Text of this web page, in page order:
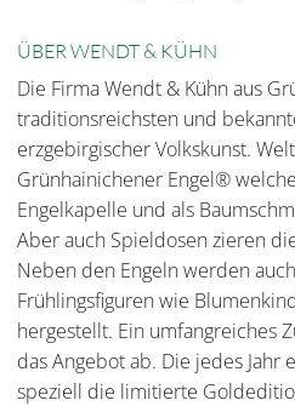
ÜBER WENDT & KÜHN
Die Firma Wendt & Kühn aus
traditionsreichsten und
erzgebirgischer Volkskunst.
Grünhainichener Engel®
Engelkapelle und als
Aber auch Spieldosen zieren
Neben den Engeln werden
Frühlingsfiguren wie
hergestellt. Ein umfangreiches
das Angebot ab. Die jedes
speziell die limitierte